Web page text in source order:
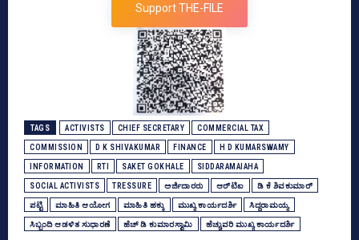
Support THE-FILE
TAGS ACTIVISTS CHIEF SECRETARY COMMERCIAL TAX
COMMISSION D K SHIVAKUMAR FINANCE H D KUMARSWAMY
INFORMATION RTI SAKET GOKHALE SIDDARAMAIAHA
SOCIAL ACTIVISTS TRESSURE ಅರ್ಜಿದಾರರು ಆರ್‌ಟಿಐ ಡಿ ಕೆ ಶಿವಕುಮಾರ್
ಪಟ್ಟಿ ಮಾಹಿತಿ ಆಯೋಗ ಮಾಹಿತಿ ಹಕ್ಕು ಮುಖ್ಯ ಕಾರ್ಯದರ್ಶಿ ಸಿದ್ದರಾಮಯ್ಯ
ಸಿಬ್ಬಂದಿ ಆಡಳಿತ ಸುಧಾರಣೆ ಹೆಚ್‌ ಡಿ ಕುಮಾರಸ್ವಾಮಿ ಹೆಚ್ಚುವರಿ ಮುಖ್ಯ ಕಾರ್ಯದರ್ಶಿ